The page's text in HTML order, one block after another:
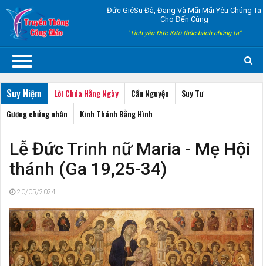
Đức GiêSu Đã, Đang Và Mãi Mãi Yêu Chúng Ta
Cho Đến Cùng
"Tình yêu Đức Kitô thúc bách chúng ta"
Suy Niệm Lời Chúa Hằng Ngày Cầu Nguyện
Suy Tư
Gương chứng nhân
Kinh Thánh Bằng Hình
Lễ Đức Trinh nữ Maria - Mẹ Hội
thánh (Ga 19,25-34)
20/05/2024